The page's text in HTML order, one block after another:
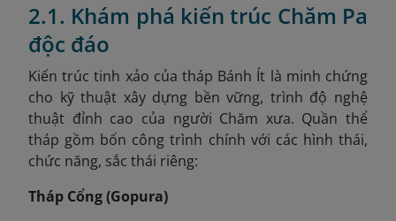
2.1. Khám phá kiến trúc Chăm Pa
độc đáo
Kiến trúc tinh xảo của tháp Bánh Ít là minh chứng
cho kỹ thuật xây dựng bền vững, trình độ nghệ
thuật đỉnh cao của người Chăm xưa. Quần thể
tháp gồm bốn công trình chính với các hình thái,
chức năng, sắc thái riêng:
Tháp Cổng (Gopura)